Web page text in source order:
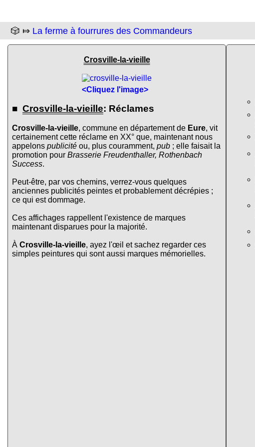
🎲 ⤇ La ferme à fourrures des Commandeurs
Crosville-la-vieille
<Cliquez l'image>
■ Crosville-la-vieille: Réclames
Crosville-la-vieille, commune en département de Eure, vit
certainement cette réclame en XX° que, maintenant nous
appelons publicité ou, plus couramment, pub ; elle faisait la
promotion pour Brasserie Freudenthaller, Rothenbach
Success.
Peut-être, par vos chemins, verrez-vous quelques
anciennes publicités peintes et probablement décrépies ;
ce qui est dommage.
Ces affichages rappellent l'existence de marques
maintenant disparues pour la majorité.
À Crosville-la-vieille, ayez l'œil et sachez regarder ces
simples peintures qui sont aussi marques mémorielles.